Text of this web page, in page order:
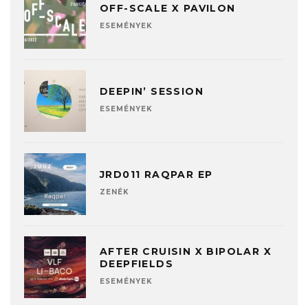
OFF-SCALE X PAVILON
ESEMÉNYEK
DEEPIN’ SESSION
ESEMÉNYEK
JRD011 RAQPAR EP
ZENÉK
AFTER CRUISIN X BIPOLAR X
DEEPFIELDS
ESEMÉNYEK